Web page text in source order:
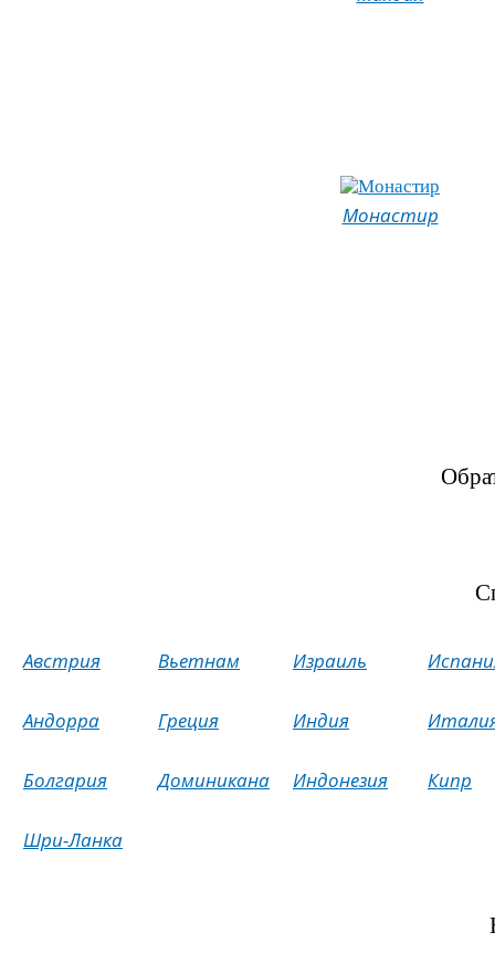
Монастир
Австрия
Андорра
Болгария
Вьетнам
Греция
Доминикана
Израиль
Индия
Индонезия Кипр
Шри-Ланка